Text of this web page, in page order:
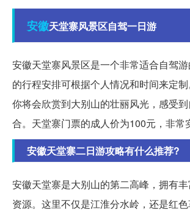
安徽天堂寨风景区自驾一日游
安徽天堂寨风景区是一个非常适合自驾
的行程安排可根据个人情况和时间来定制
你将会欣赏到大别山的壮丽风光，感受
合。天堂寨门票的成人价为100元，非常
安徽天堂寨二日游攻略有什么推荐?
安徽天堂寨是大别山的第二高峰，拥有
资源。这里不仅是江淮分水岭，还是红